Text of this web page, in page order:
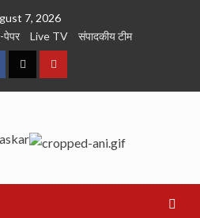
7, 2026
पेपर Live TV संपादकीय टीम
TwitterYoutube